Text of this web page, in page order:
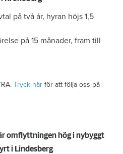
på två år, hyran höjs 1,5
på 15 månader, fram till
Tryck här för att följa oss på
omflyttningen hög i nybyggt
i Lindesberg